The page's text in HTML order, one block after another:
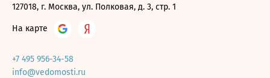
127018, г. Москва, ул. Полковая, д. 3, стр. 1
На карте
+7 495 956-34-58
info@vedomosti.ru